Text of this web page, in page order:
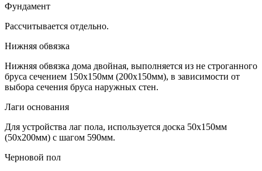
Фундамент
Рассчитывается отдельно.
Нижняя обвязка
Нижняя обвязка дома двойная, выполняется из не строганного
бруса сечением 150х150мм (200х150мм), в зависимости от
выбора сечения бруса наружных стен.
Лаги основания
Для устройства лаг пола, используется доска 50х150мм
(50х200мм) с шагом 590мм.
Черновой пол